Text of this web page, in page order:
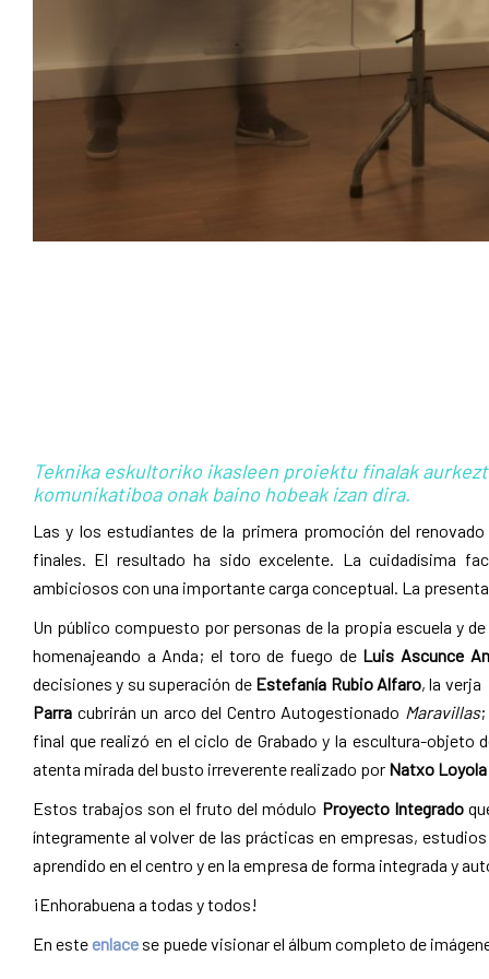
Teknika eskultoriko ikasleen proiektu finalak
komunikatiboa onak baino hobeak izan dira.
Las y los estudiantes de la primera promoción del
finales. El resultado ha sido excelente. La cuidadísima
ambiciosos con una importante carga conceptual. La
Un público compuesto por personas de la propia escuela y
homenajeando a Anda; el toro de fuego de Luis Ascunce
decisiones y su superación de Estefanía Rubio Alfaro, la
Parra cubrirán un arco del Centro Autogestionado Maravillas;
final que realizó en el ciclo de Grabado y la escultura-objeto
atenta mirada del busto irreverente realizado por Natxo
Estos trabajos son el fruto del módulo Proyecto Integrado
íntegramente al volver de las prácticas en empresas,
aprendido en el centro y en la empresa de forma integrada y
¡Enhorabuena a todas y todos!
En este enlace se puede visionar el álbum completo de